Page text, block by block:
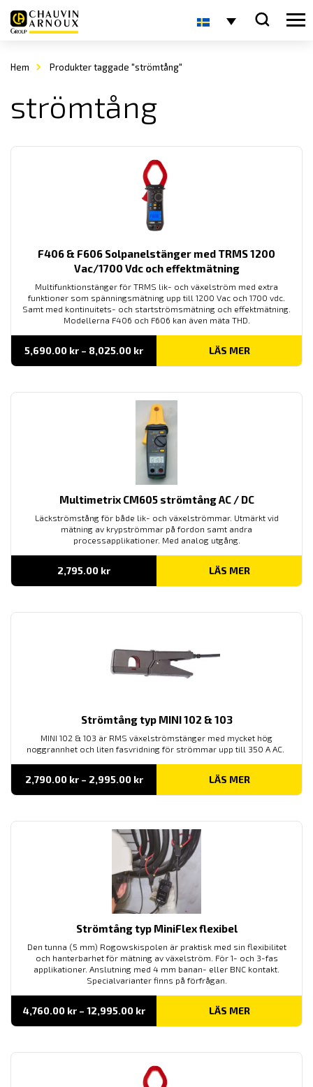
Hem Produkter taggade "strömtång"
strömtång
F406 & F606 Solpanelstänger med TRMS 1200
Vac/1700 Vdc och effektmätning
Multifunktionstänger för TRMS lik- och växelström med extra
funktioner som spänningsmätning upp till 1200 Vac och 1700 vdc.
Samt med kontinuitets- och startströmsmätning och effektmätning.
Modellerna F406 och F606 kan även mäta THD.
5,690.00 kr – 8,025.00 krPrisintervall:
till
LÄS MER
Multimetrix CM605 strömtång AC / DC
Läckströmstång för både lik- och växelströmmar. Utmärkt vid
mätning av krypströmmar på fordon samt andra
processapplikationer. Med analog utgång.
2,795.00 kr LÄS MER
Strömtång typ MINI 102 & 103
MINI 102 & 103 är RMS växelströmstänger med mycket hög
noggrannhet och liten fasvridning för strömmar upp till 350 A AC.
2,790.00 kr – 2,995.00 krPrisintervall:
till
LÄS MER
Strömtång typ MiniFlex flexibel
Den tunna (5 mm) Rogowskispolen är praktisk med sin flexibilitet
och hanterbarhet för mätning av växelström. För 1- och 3-fas
applikationer. Anslutning med 4 mm banan- eller BNC kontakt.
Specialvarianter finns på förfrågan.
4,760.00 kr – 12,995.00 krPrisintervall:
till
LÄS MER